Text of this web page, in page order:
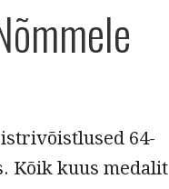
64-
Kõik kuus medalit